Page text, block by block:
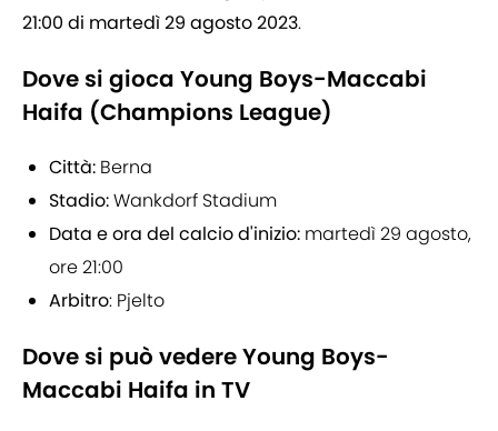
21:00 di martedì 29 agosto 2023.
Dove si gioca Young Boys-Maccabi
Haifa (Champions League)
Città: Berna
Stadio:Wankdorf Stadium
Data e ora del calcio d'inizio: martedì 29 agosto,
ore 21:00
Arbitro: Pjelto
Dove si può vedere Young Boys-
Maccabi Haifa in TV